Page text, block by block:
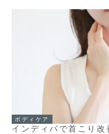
ボディケア
インディバで首こり